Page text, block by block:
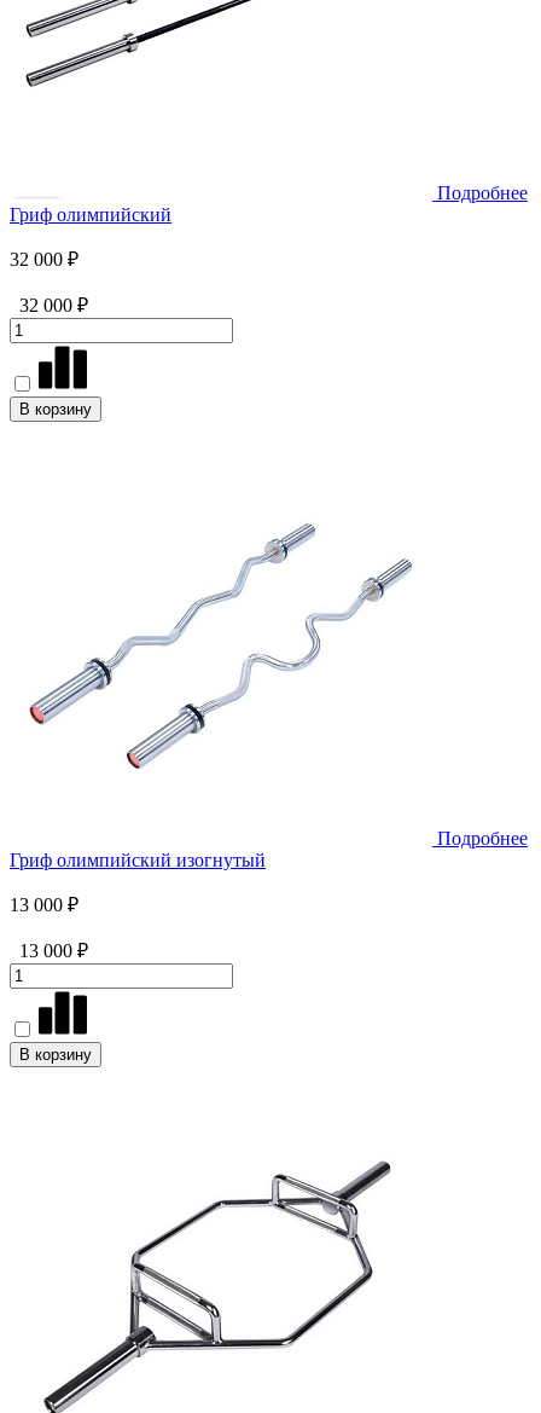
Подробнее
Гриф олимпийский
32 000 ₽
32 000 ₽
В корзину
Подробнее
Гриф олимпийский изогнутый
13 000 ₽
13 000 ₽
В корзину